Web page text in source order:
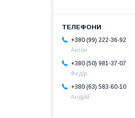
+380 (99) 222-36-92
Антон
+380 (50) 981-37-07
Федір
+380 (63) 583-60-10
Андрій